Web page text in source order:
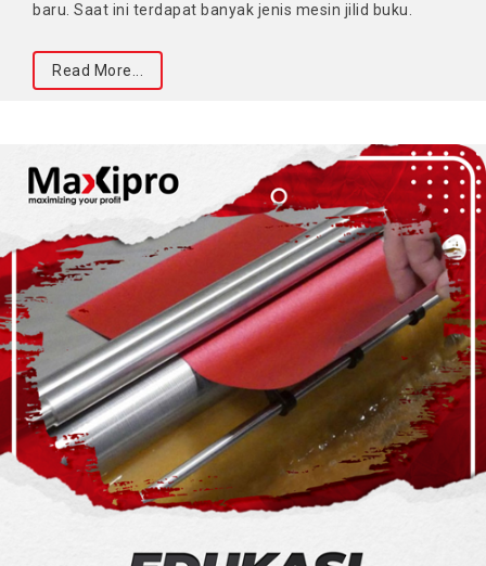
baru. Saat ini terdapat banyak jenis mesin jilid buku.
Read More...